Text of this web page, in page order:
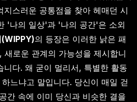
지스러운 공통점을 찾아 헤매던 시
'나의 일상'과 '나의 공간'은 소외
(WIPPY)의 등장은 이러한 낡은 패
새로운 관계의 가능성을 제시합니
니다. 왜 굳이 멀리서, 특별한 활동
느냐고 말입니다. 당신이 매일 걷
간 속에 이미 당신과 비슷한 결을